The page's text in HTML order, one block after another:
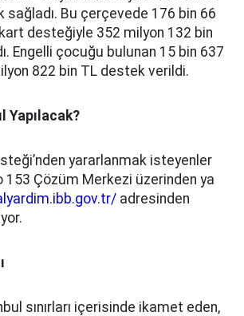
sağladı. Bu çerçevede 176 bin 66
desteğiyle 352 milyon 132 bin
Engelli çocuğu bulunan 15 bin 637
822 bin TL destek verildi.
Yapılacak?
yararlanmak isteyenler
153 Çözüm Merkezi üzerinden ya
adresinden
sınırları içerisinde ikamet eden,